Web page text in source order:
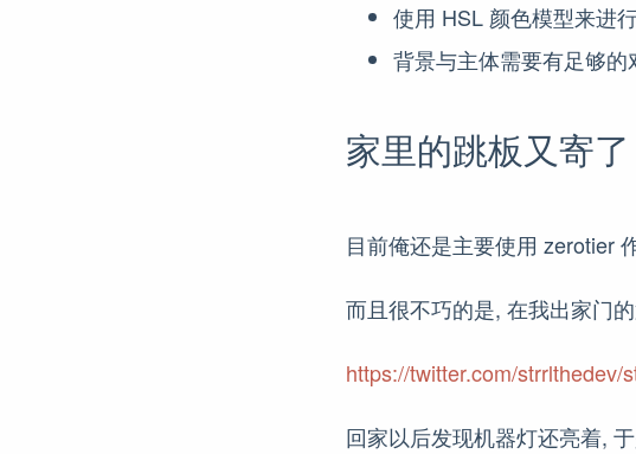
使用 HSL 颜色模型来进
背景与主体需要有足够的
家里的跳板又寄了
目前俺还是主要使用 zerotier
而且很不巧的是, 在我出家门
https://twitter.com/
回家以后发现机器灯还亮着,